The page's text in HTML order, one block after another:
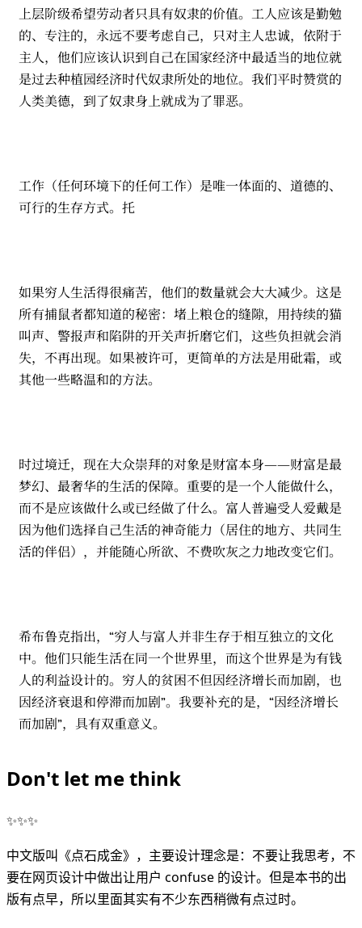
上层阶级希望劳动者只具有奴隶的价值。工人应该是勤勉
的、专注的，永远不要考虑自己，只对主人忠诚，依附于
主人，他们应该认识到自己在国家经济中最适当的地位就
是过去种植园经济时代奴隶所处的地位。我们平时赞赏的
人类美德，到了奴隶身上就成为了罪恶。
工作（任何环境下的任何工作）是唯一体面的、道德的、
可行的生存方式。托
如果穷人生活得很痛苦，他们的数量就会大大减少。这是
所有捕鼠者都知道的秘密：堵上粮仓的缝隙，用持续的猫
叫声、警报声和陷阱的开关声折磨它们，这些负担就会消
失，不再出现。如果被许可，更简单的方法是用砒霜，或
其他一些略温和的方法。
时过境迁，现在大众崇拜的对象是财富本身——财富是最
梦幻、最奢华的生活的保障。重要的是一个人能做什么，
而不是应该做什么或已经做了什么。富人普遍受人爱戴是
因为他们选择自己生活的神奇能力（居住的地方、共同生
活的伴侣），并能随心所欲、不费吹灰之力地改变它们。
希布鲁克指出，“穷人与富人并非生存于相互独立的文化
中。他们只能生活在同一个世界里，而这个世界是为有钱
人的利益设计的。穷人的贫困不但因经济增长而加剧，也
因经济衰退和停滞而加剧”。我要补充的是，“因经济增长
而加剧”，具有双重意义。
Don't let me think
✨✨✨
中文版叫《点石成金》，主要设计理念是：不要让我思考，不
要在网页设计中做出让用户 confuse 的设计。但是本书的出
版有点早，所以里面其实有不少东西稍微有点过时。